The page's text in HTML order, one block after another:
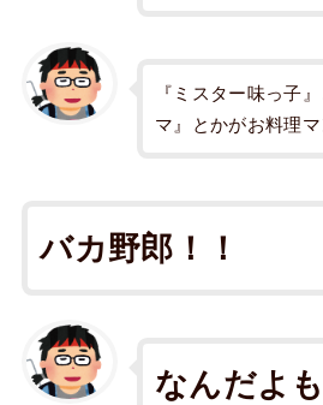
『ミスター味っ子
マ』とかがお料理マ
バカ野郎！！
なんだよ